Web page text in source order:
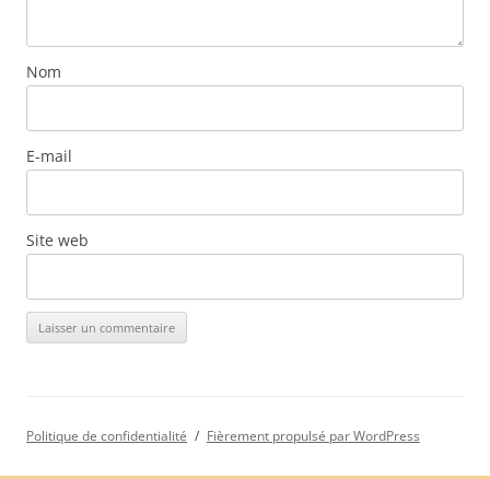
Nom
E-mail
Site web
Politique de confidentialité Fièrement propulsé par WordPress